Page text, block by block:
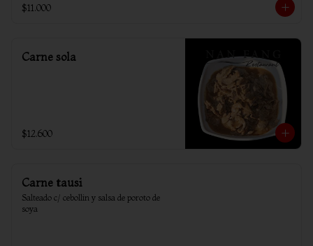
$11.000
Carne sola
$12.600
Carne tausi
Salteado c/ cebollin y salsa de poroto de
soya